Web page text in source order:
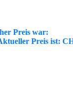
Preis war:
Preis ist: